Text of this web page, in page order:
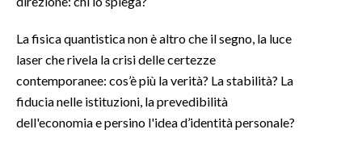
La fisica quantistica non è altro che il segno, la luce
laser che rivela la crisi delle certezze
contemporanee: cos’è più la verità? La stabilità? La
fiducia nelle istituzioni, la prevedibilità
dell'economia e persino l'idea d’identità personale?